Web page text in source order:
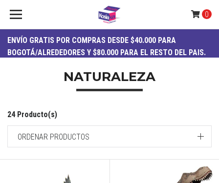
ENVÍO GRATIS POR COMPRAS DESDE $40.000 PARA
BOGOTÁ/ALREDEDORES Y $80.000 PARA EL RESTO DEL PAIS.
0
NATURALEZA
24 Producto(s)
ORDENAR PRODUCTOS